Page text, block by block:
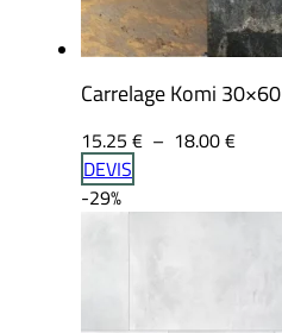
Carrelage Komi 30×60
15.25 € – 18.00€Plage
DEVIS
-29%